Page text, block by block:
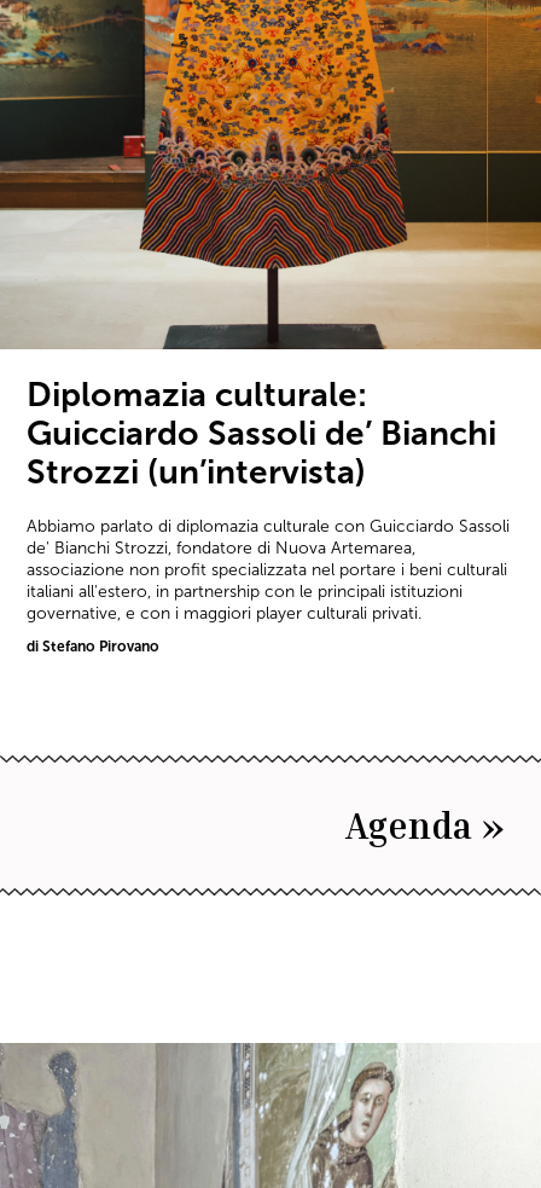
Diplomazia culturale:
Guicciardo Sassoli de’ Bianchi
Strozzi (un’intervista)
Abbiamo parlato di diplomazia culturale con Guicciardo Sassoli
de' Bianchi Strozzi, fondatore di Nuova Artemarea,
associazione non profit specializzata nel portare i beni culturali
italiani all'estero, in partnership con le principali istituzioni
governative, e con i maggiori player culturali privati.
di Stefano Pirovano
Agenda »